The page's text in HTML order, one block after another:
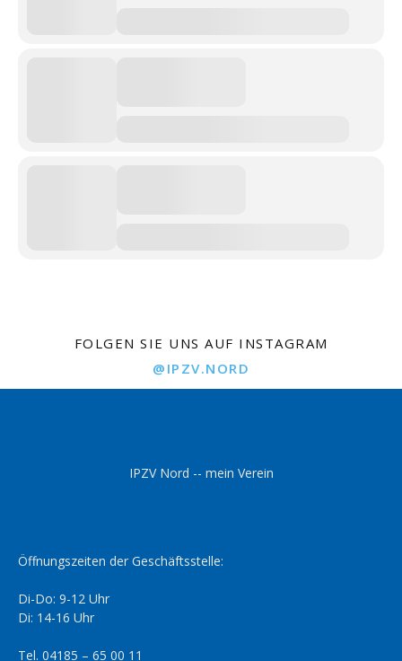
FOLGEN SIE UNS AUF INSTAGRAM
@IPZV.NORD
IPZV Nord -- mein Verein
Öffnungszeiten der Geschäftsstelle:
Di-Do: 9-12 Uhr
Di: 14-16 Uhr
Tel. 04185 – 65 00 11